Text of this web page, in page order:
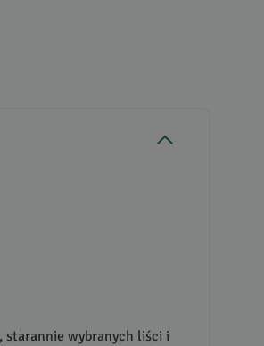
starannie wybranych liści i